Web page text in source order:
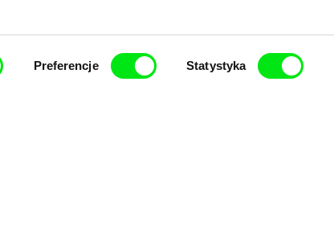
Preferencje Statystyka
każdego tygodnia